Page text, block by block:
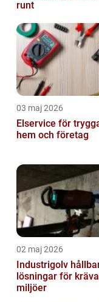
runt
03 maj 2026
Elservice för
hem och företag
02 maj 2026
Industrigolv hållbara
lösningar för
miljöer